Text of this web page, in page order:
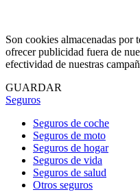
Son cookies almacenadas por
ofrecer publicidad fuera de
efectividad de nuestras
GUARDAR
Seguros
Seguros de coche
Seguros de moto
Seguros de hogar
Seguros de vida
Seguros de salud
Otros seguros